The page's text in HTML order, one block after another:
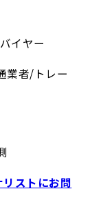
イヤー
業者/トレー
ストにお問